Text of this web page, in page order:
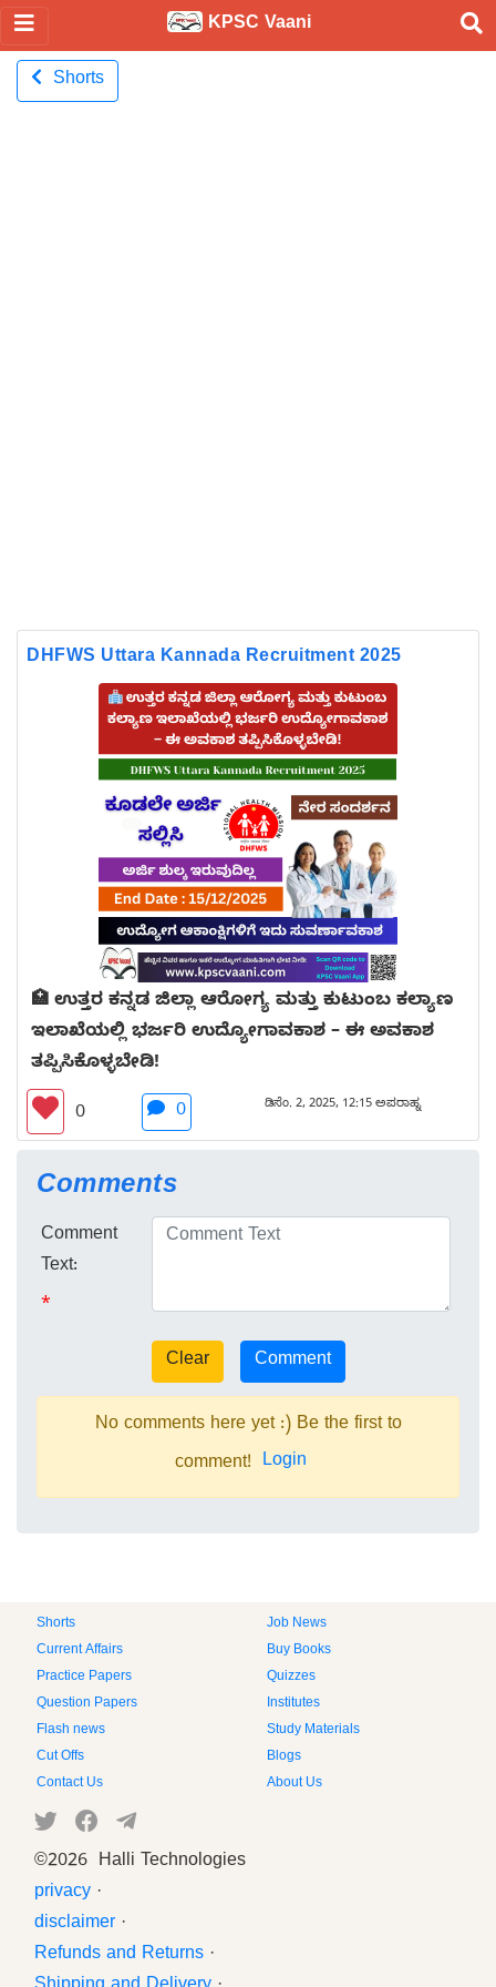
KPSC Vaani
Shorts
DHFWS Uttara Kannada Recruitment 2025
🏥 ಉತ್ತರ ಕನ್ನಡ ಜಿಲ್ಲಾ ಆರೋಗ್ಯ ಮತ್ತು ಕುಟುಂಬ ಕಲ್ಯಾಣ
ಇಲಾಖೆಯಲ್ಲಿ ಭರ್ಜರಿ ಉದ್ಯೋಗಾವಕಾಶ – ಈ ಅವಕಾಶ
ತಪ್ಪಿಸಿಕೊಳ್ಳಬೇಡಿ!
0 0 ಡಿಸೆಂ. 2, 2025, 12:15 ಅಪರಾಹ್ನ
Comments
Comment
Text:
*
No comments here yet :) Be the first to
comment! Login
Shorts
Job News
Current Affairs
Buy Books
Practice Papers
Quizzes
Question Papers
Institutes
Flash news
Study Materials
Cut Offs
Blogs
Contact Us
About Us
©2026 Halli Technologies
privacy ·
disclaimer ·
Refunds and Returns ·